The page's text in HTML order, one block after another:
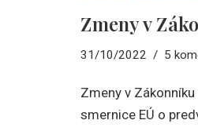
Zmeny v
31/10/2022 5
Zmeny v
smernice EÚ o